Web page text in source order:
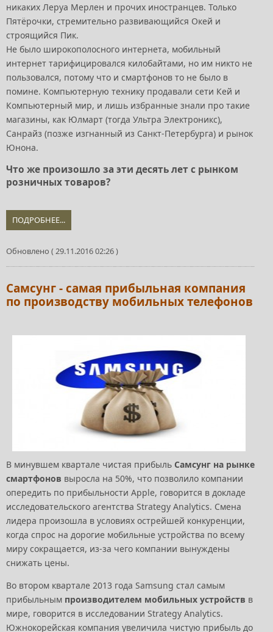
никаких Леруа Мерлен и прочих иностранцев. Только
Пятёрочки, стремительно развивающийся Окей и
строящийся Пик.
Не было широкополосного интернета, мобильный
интернет тарифицировался килобайтами, но им никто не
пользовался, потому что и смартфонов то не было в
помине. Компьютерную технику продавали сети Кей и
Компьютерный мир, и лишь избранные знали про такие
магазины, как Юлмарт (тогда Ультра Электроникс),
Санрайз (позже изгнанный из Санкт-Петербурга) и рынок
Юнона.
Что же произошло за эти десять лет с рынком
розничных товаров?
ПОДРОБНЕЕ...
Обновлено ( 29.11.2016 02:26 )
Самсунг - самая прибыльная компания
по производству мобильных телефонов
В минувшем квартале чистая прибыль Самсунг на рынке
смартфонов выросла на 50%, что позволило компании
опередить по прибыльности Apple, говорится в докладе
исследовательского агентства Strategy Analytics. Смена
лидера произошла в условиях острейшей конкуренции,
когда спрос на дорогие мобильные устройства по всему
миру сокращается, из-за чего компании вынуждены
снижать цены.
Во втором квартале 2013 года Samsung стал самым
прибыльным производителем мобильных устройств в
мире, говорится в исследовании Strategy Analytics.
Южнокорейская компания увеличила чистую прибыль до